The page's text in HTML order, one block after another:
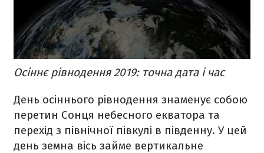
Осіннє рівнодення 2019: точна дата і час
День осіннього рівнодення знаменує собою
перетин Сонця небесного екватора та
перехід з північної півкулі в південну. У цей
день земна вісь займе вертикальне